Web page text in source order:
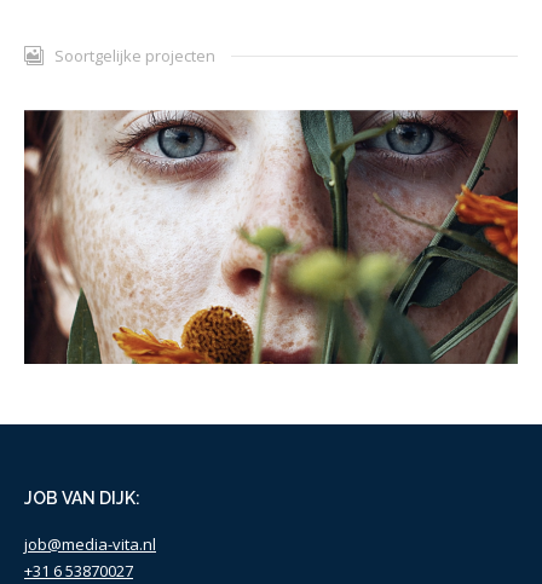
Soortgelijke projecten
Dr Hauschka
JOB VAN DIJK:
job@media-vita.nl
+31 6 53870027